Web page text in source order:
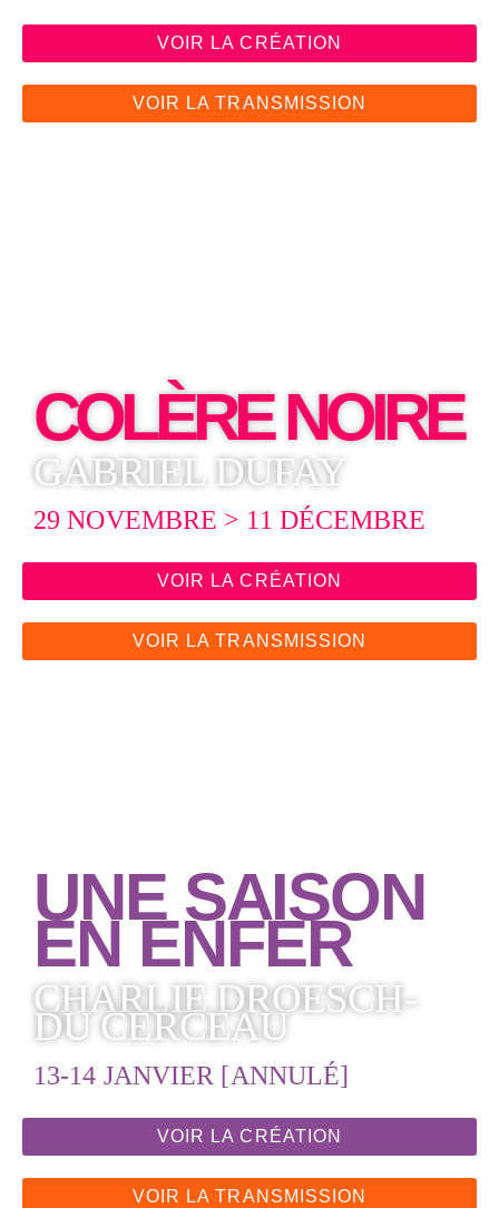
VOIR LA CRÉATION
VOIR LA TRANSMISSION
COLÈRE NOIRE
GABRIEL DUFAY
29 NOVEMBRE > 11 DÉCEMBRE
VOIR LA CRÉATION
VOIR LA TRANSMISSION
UNE SAISON
EN ENFER
CHARLIE DROESCH-
DU CERCEAU
13-14 JANVIER [ANNULÉ]
VOIR LA CRÉATION
VOIR LA TRANSMISSION